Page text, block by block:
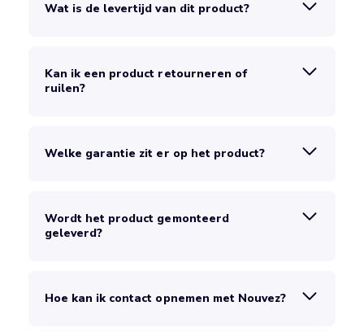
Wat is de levertijd van dit product?
Kan ik een product retourneren of
ruilen?
Welke garantie zit er op het product?
Wordt het product gemonteerd
geleverd?
Hoe kan ik contact opnemen met Nouvez?